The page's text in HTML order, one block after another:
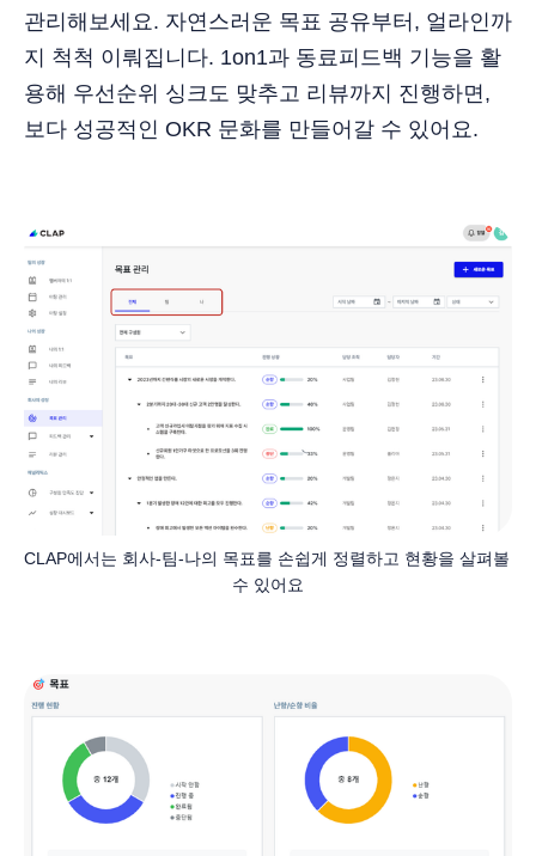
관리해보세요. 자연스러운 목표 공유부터, 얼라인까
지 척척 이뤄집니다. 1on1과 동료피드백 기능을 활
용해 우선순위 싱크도 맞추고 리뷰까지 진행하면,
보다 성공적인 OKR 문화를 만들어갈 수 있어요.
CLAP에서는 회사-팀-나의 목표를 손쉽게 정렬하고 현황을 살펴볼
수 있어요